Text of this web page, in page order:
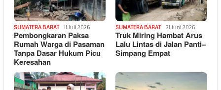
SUMATERA BARAT 11 Juli 2026
Pembongkaran Paksa
Rumah Warga di Pasaman
Tanpa Dasar Hukum Picu
Keresahan
SUMATERA BARAT 21 Juni 2026
Truk Miring Hambat Arus
Lalu Lintas di Jalan Panti–
Simpang Empat